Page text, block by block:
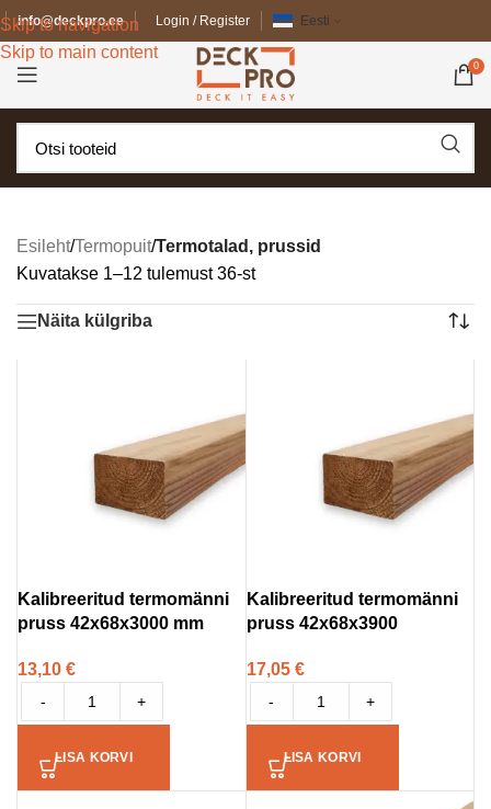
Skip to navigation
Skip to main content
info@deckpro.ee Login / Register Eesti
0
Esileht/Termopuit/Termotalad, prussid
Kuvatakse 1–12 tulemust 36-st
Näita külgriba
Kalibreeritud termomänni
pruss 42x68x3000 mm
13,10 €
- +
LISA KORVI
Kalibreeritud termomänni
pruss 42x68x3900
17,05 €
- +
LISA KORVI